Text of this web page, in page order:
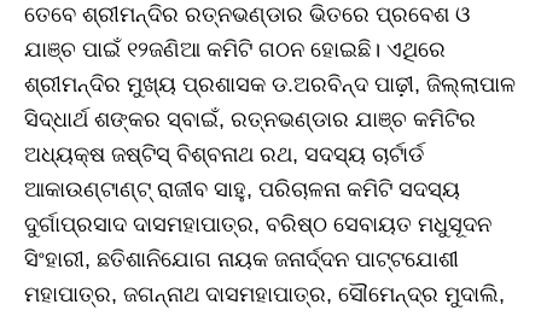
ତେବେ ଶ୍ରୀମନ୍ଦିର ରତ୍ନଭଣ୍ଡାର ଭିତରେ ପ୍ରବେଶ ଓ
ଯାଞ୍ଚ ପାଇଁ ୧୨ଜଣିଆ କମିଟି ଗଠନ ହୋଇଛି। ଏଥିରେ
ଶ୍ରୀମନ୍ଦିର ମୁଖ୍ୟ ପ୍ରଶାସକ ଡ.ଅରବିନ୍ଦ ପାଢ଼ୀ, ଜିଲ୍ଲାପାଳ
ସିଦ୍ଧାର୍ଥ ଶଙ୍କର ସ୍ବାଇଁ, ରତ୍ନଭଣ୍ଡାର ଯାଞ୍ଚ କମିଟିର
ଅଧ୍ୟକ୍ଷ ଜଷ୍ଟିସ୍‌ ବିଶ୍ବନାଥ ରଥ, ସଦସ୍ୟ ଚାର୍ଟାର୍ଡ
ଆକାଉଣ୍ଟାଣ୍ଟ୍‌ ରାଜୀବ ସାହୁ, ପରିଚାଳନା କମିଟି ସଦସ୍ୟ
ଦୁର୍ଗାପ୍ରସାଦ ଦାସମହାପାତ୍ର, ବରିଷ୍ଠ ସେବାୟତ ମଧୁସୂଦନ
ସିଂହାରୀ, ଛତିଶାନିଯୋଗ ନାୟକ ଜନାର୍ଦ୍ଦନ ପାଟ୍ଟଯୋଶୀ
ମହାପାତ୍ର, ଜଗନ୍ନାଥ ଦାସମହାପାତ୍ର, ସୌମେନ୍ଦ୍ର ମୁଦାଲି,